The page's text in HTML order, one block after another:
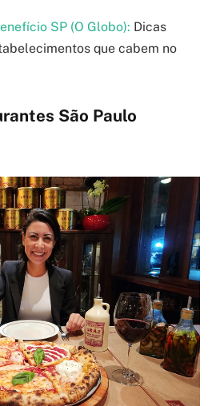
SP (O Globo): Dicas
que cabem no
São Paulo